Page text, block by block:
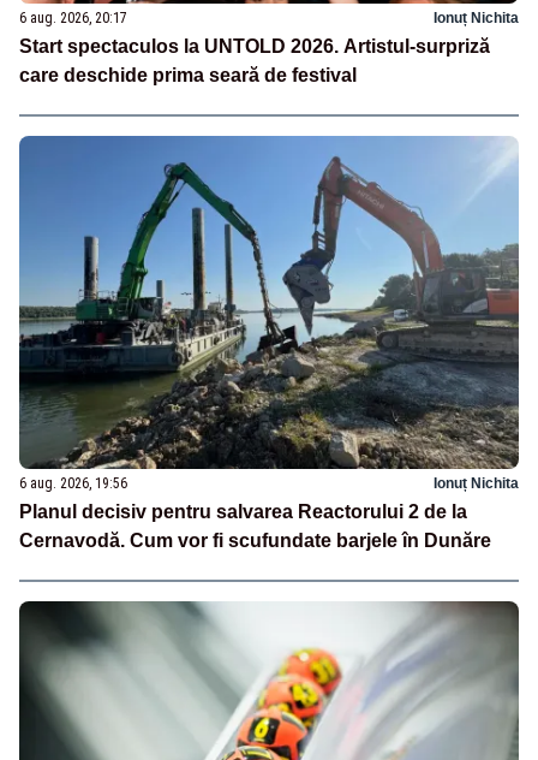
6 aug. 2026, 20:17 Ionuț Nichita
Start spectaculos la UNTOLD 2026. Artistul-surpriză
care deschide prima seară de festival
6 aug. 2026, 19:56 Ionuț Nichita
Planul decisiv pentru salvarea Reactorului 2 de la
Cernavodă. Cum vor fi scufundate barjele în Dunăre